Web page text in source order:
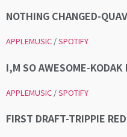
NOTHING CHANGED-
APPLEMUSIC /SPOTIFY
I,M SO AWESOME-KODAK
APPLEMUSIC /SPOTIFY
FIRST DRAFT-TRIPPIE